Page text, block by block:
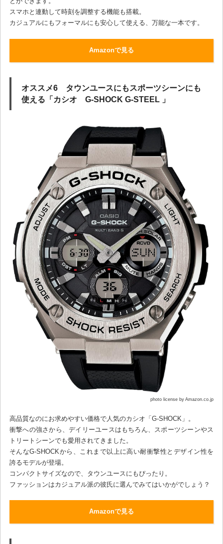
スマホと連動して時刻を調整する機能も搭載。
カジュアルにもフォーマルにも安心して使える、万能な一本です。
Amazonで見る
オススメ6 タウンユースにもスポーツシーンにも
使える「カシオ G-SHOCK G-STEEL 」
photo license by Amazon.co.jp
高品質なのにお求めやすい価格で人気のカシオ「G-SHOCK」。
衝撃への強さから、デイリーユースはもちろん、スポーツシーンやス
トリートシーンでも愛用されてきました。
そんなG-SHOCKから、これまで以上に高い耐衝撃性とデザイン性を
誇るモデルが登場。
コンパクトサイズなので、タウンユースにもぴったり。
ファッションはカジュアル派の彼氏に選んでみてはいかがでしょう？
Amazonで見る